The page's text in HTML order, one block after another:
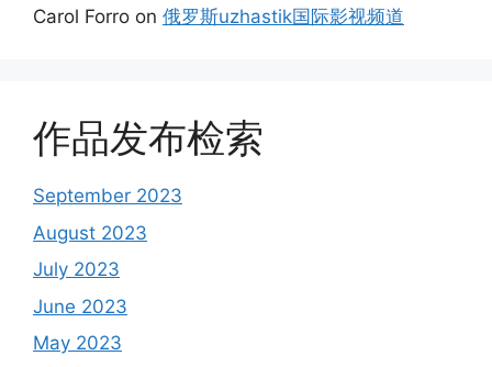
Carol Forro on 俄罗斯uzhastik国际影视频道
作品发布检索
September 2023
August 2023
July 2023
June 2023
May 2023